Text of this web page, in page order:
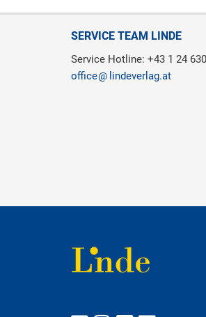
SERVICE TEAM LINDE
Service Hotline: +43 1 24 630
office
lindeverlag.at